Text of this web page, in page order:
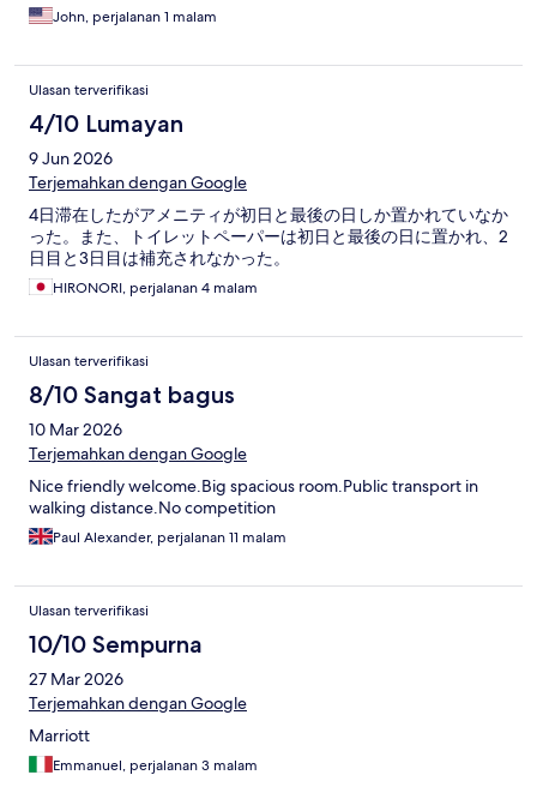
John, perjalanan 1 malam
Ulasan terverifikasi
4/10 Lumayan
9 Jun 2026
Terjemahkan dengan Google
4日滞在したがアメニティが初日と最後の日しか置かれていなか
った。また、トイレットペーパーは初日と最後の日に置かれ、2
日目と3日目は補充されなかった。
HIRONORI, perjalanan 4 malam
Ulasan terverifikasi
8/10 Sangat bagus
10 Mar 2026
Terjemahkan dengan Google
Nice friendly welcome.Big spacious room.Public transport in
walking distance.No competition
Paul Alexander, perjalanan 11 malam
Ulasan terverifikasi
10/10 Sempurna
27 Mar 2026
Terjemahkan dengan Google
Marriott
Emmanuel, perjalanan 3 malam